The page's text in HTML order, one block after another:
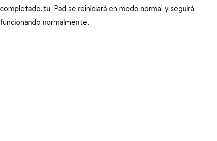
completado, tu iPad se reiniciará en modo normal y seguirá
funcionando normalmente.